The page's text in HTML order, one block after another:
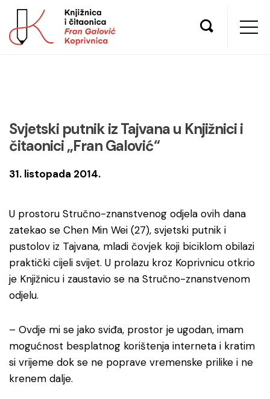
Svjetski putnik iz Tajvana u Knjižnici i
čitaonici „Fran Galović“
31. listopada 2014.
U prostoru Stručno-znanstvenog odjela ovih dana
zatekao se Chen Min Wei (27), svjetski putnik i
pustolov iz Tajvana, mladi čovjek koji biciklom obilazi
praktički cijeli svijet. U prolazu kroz Koprivnicu otkrio
je Knjižnicu i zaustavio se na Stručno-znanstvenom
odjelu.
– Ovdje mi se jako sviđa, prostor je ugodan, imam
mogućnost besplatnog korištenja interneta i kratim
si vrijeme dok se ne poprave vremenske prilike i ne
krenem dalje.